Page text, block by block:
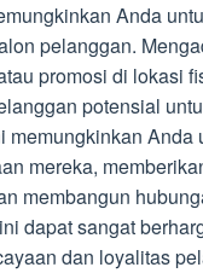
Anda
pelanggan.
promosi di lokasi
potensial
memungkinkan Anda
mereka,
membangun
dapat sangat
dan loyalitas